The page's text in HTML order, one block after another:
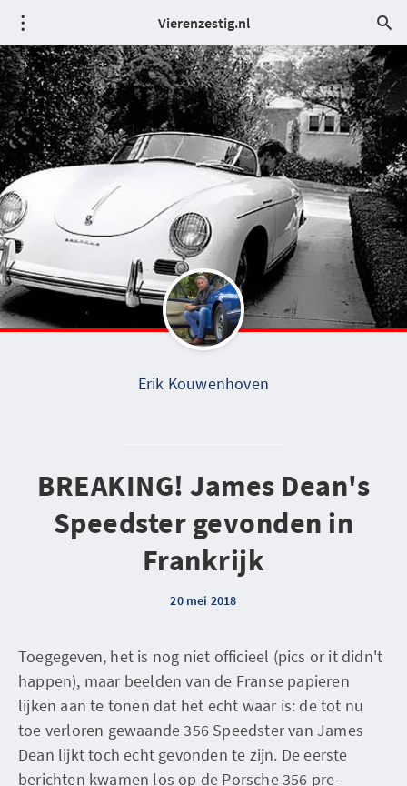
Vierenzestig.nl
Erik Kouwenhoven
BREAKING! James Dean's
Speedster gevonden in
Frankrijk
20 mei 2018
Toegegeven, het is nog niet officieel (pics or it didn't
happen), maar beelden van de Franse papieren
lijken aan te tonen dat het echt waar is: de tot nu
toe verloren gewaande 356 Speedster van James
Dean lijkt toch echt gevonden te zijn. De eerste
berichten kwamen los op de Porsche 356 pre-